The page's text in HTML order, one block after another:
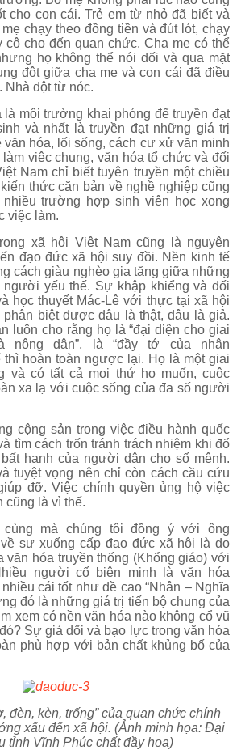
cho con cái. Trẻ em từ nhỏ đã biết và
chạy theo đồng tiền và đút lót, chạy
cô cho đến quan chức. Cha mẹ có thể
họ không thể nói dối và qua mặt
đột giữa cha mẹ và con cái đã điều
Nhà dột từ nóc.
là môi trường khai phóng để truyền đạt
và nhất là truyền đạt những giá trị
hóa, lối sống, cách cư xử văn minh
việc chung, văn hóa tổ chức và đối
Nam chỉ biết tuyên truyền một chiều
thức căn bản về nghề nghiệp cũng
trường hợp sinh viên học xong
việc làm.
xã hội Việt Nam cũng là nguyên
đạo đức xã hội suy đồi. Nền kinh tế
cách giàu nghèo gia tăng giữa những
yếu thế. Sự khập khiểng và đối
học thuyết Mác-Lê với thực tại xã hội
biệt được đâu là thật, đâu là giả.
luôn cho rằng họ là “đại diện cho giai
nông dân”, là “đầy tớ của nhân
thì hoàn toàn ngược lại. Họ là một giai
và có tất cả mọi thứ họ muốn, cuộc
xa lạ với cuộc sống của đa số người
cộng sản trong việc điều hành quốc
tìm cách trốn tránh trách nhiệm khi đổ
hạnh của người dân cho số mệnh.
tuyệt vọng nên chỉ còn cách cầu cứu
đỡ. Việc chính quyền ủng hộ việc
cũng là vì thế.
cùng mà chúng tôi đồng ý với ông
sự xuống cấp đạo đức xã hội là do
hóa truyền thống (Khổng giáo) với
người cố biện minh là văn hóa
cái tốt như đề cao “Nhân – Nghĩa
đó là những giá trị tiến bộ chung của
xem có nền văn hóa nào không cổ vũ
Sự giả dối và bạo lực trong văn hóa
phù hợp với bản chất khủng bố của
đèn, kèn, trống” của quan chức chính
xấu đến xã hội. (Ảnh minh họa: Đại
tỉnh Vĩnh Phúc chất đầy hoa)